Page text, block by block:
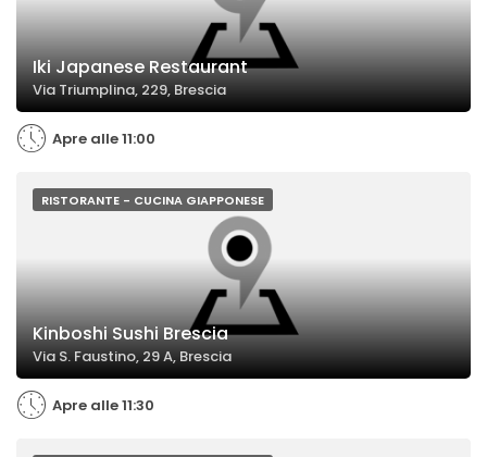
Iki Japanese Restaurant
Via Triumplina, 229, Brescia
Apre alle 11:00
RISTORANTE - CUCINA GIAPPONESE
Kinboshi Sushi Brescia
Via S. Faustino, 29 A, Brescia
Apre alle 11:30